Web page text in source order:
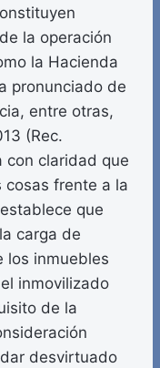
la operación
la Hacienda
pronunciado de
entre otras,
(Rec.
con claridad que
frente a la
que
carga de
los inmuebles
inmovilizado
de la
desvirtuado